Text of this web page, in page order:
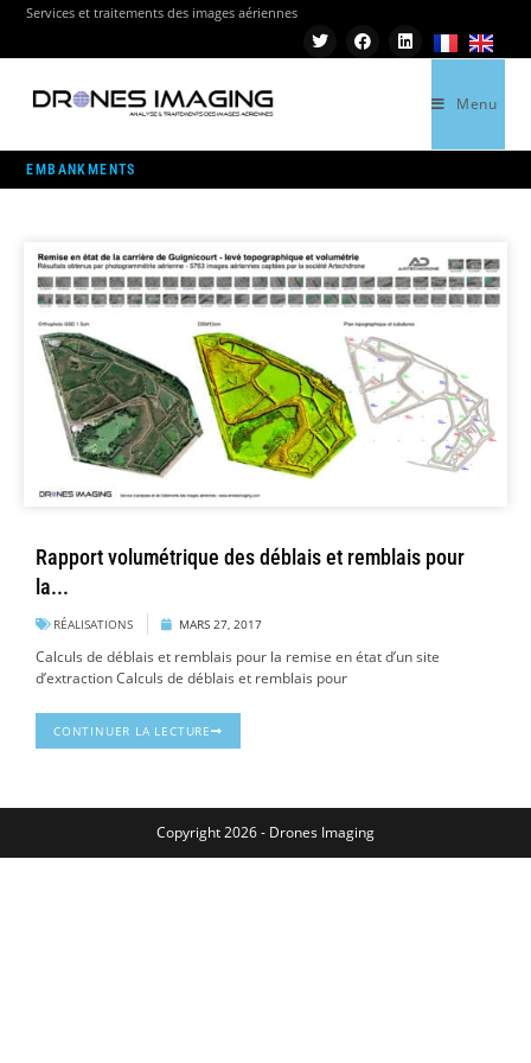
Services et traitements des images aériennes
Menu
EMBANKMENTS
Rapport volumétrique des déblais et remblais pour
la...
RÉALISATIONS MARS 27, 2017
Calculs de déblais et remblais pour la remise en état d’un site
d’extraction Calculs de déblais et remblais pour
CONTINUER LA LECTURE
Copyright 2026 - Drones Imaging